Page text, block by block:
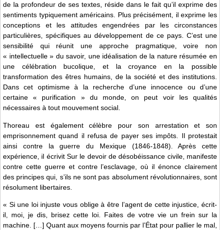
de la profondeur de ses textes, réside dans le fait qu’il exprime des
sentiments typiquement américains. Plus précisément, il exprime les
conceptions et les attitudes engendrées par les circonstances
particulières, spécifiques au développement de ce pays. C’est une
sensibilité qui réunit une approche pragmatique, voire non
« intellectuelle » du savoir, une idéalisation de la nature résumée en
une célébration bucolique, et la croyance en la possible
transformation des êtres humains, de la société et des institutions.
Dans cet optimisme à la recherche d’une innocence ou d’une
certaine « purification » du monde, on peut voir les qualités
nécessaires à tout mouvement social.
Thoreau est également célèbre pour son arrestation et son
emprisonnement quand il refusa de payer ses impôts. Il protestait
ainsi contre la guerre du Mexique (1846-1848). Après cette
expérience, il écrivit Sur le devoir de désobéissance civile, manifeste
contre cette guerre et contre l’esclavage, où il énonce clairement
des principes qui, s’ils ne sont pas absolument révolutionnaires, sont
résolument libertaires.
« Si une loi injuste vous oblige à être l’agent de cette injustice, écrit-
il, moi, je dis, brisez cette loi. Faites de votre vie un frein sur la
machine. […] Quant aux moyens fournis par l’État pour pallier le mal,